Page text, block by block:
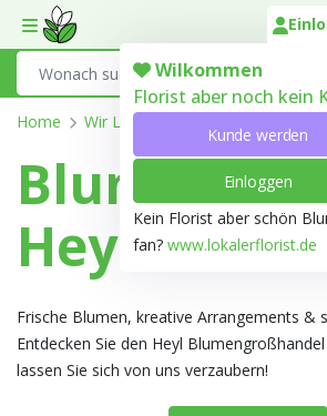
Toggle mobile menu
Wilkommen
Florist aber noch kein
Kunde werden
Einloggen
Kein Florist aber schön
fan? www.lokalerflorist.de
Home Wir Liefern
Heyl in
Frische Blumen, kreative Arrangements &
Entdecken Sie den Heyl
lassen Sie sich von uns verzaubern!